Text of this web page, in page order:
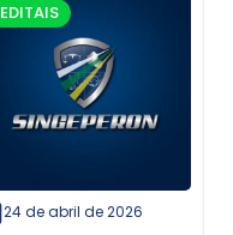
EDITAIS
24 de abril de 2026